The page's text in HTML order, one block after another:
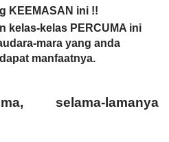
KEEMASAN ini !!
kelas-kelas PERCUMA ini
mara yang anda
manfaatnya.
selama-lamanya